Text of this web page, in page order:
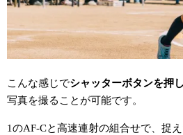
こんな感じでシャッターボタンを押
写真を撮ることが可能です。
1のAF-Cと高速連射の組合せで、捉